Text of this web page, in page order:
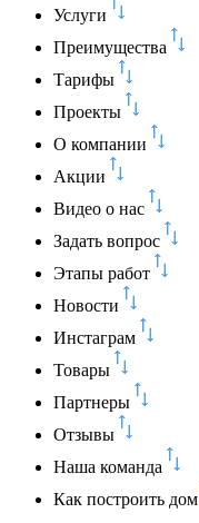
Услуги
Преимущества
Тарифы
Проекты
О компании
Акции
Видео о нас
Задать вопрос
Этапы работ
Новости
Инстаграм
Товары
Партнеры
Отзывы
Наша команда
Как построить дом